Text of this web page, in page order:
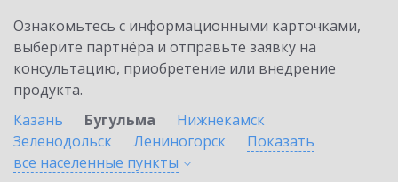
Ознакомьтесь с информационными карточками,
выберите партнёра и отправьте заявку на
консультацию, приобретение или внедрение
продукта.
Казань
Бугульма
Нижнекамск
Зеленодольск
Лениногорск
Показать
все населенные пункты